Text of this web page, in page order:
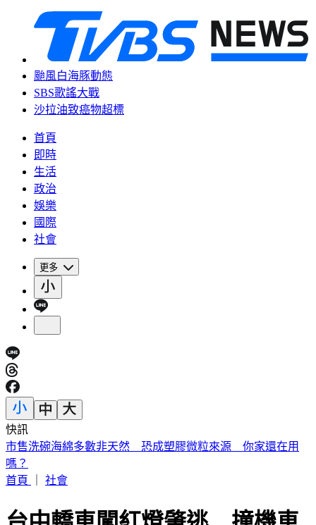
颱風白海豚動態
SBS歌謠大戰
沙拉油致癌物超標
首頁
即時
生活
政治
娛樂
國際
社會
更多
快訊
188萬《龍藏經》賣掉了！大戶不甩7折 店員爆「付現買原
價」
首頁
社會